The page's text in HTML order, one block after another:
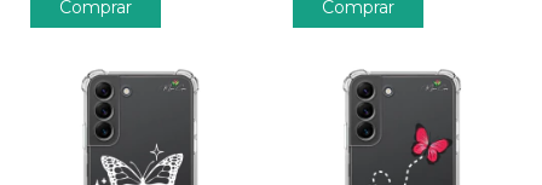
Comprar